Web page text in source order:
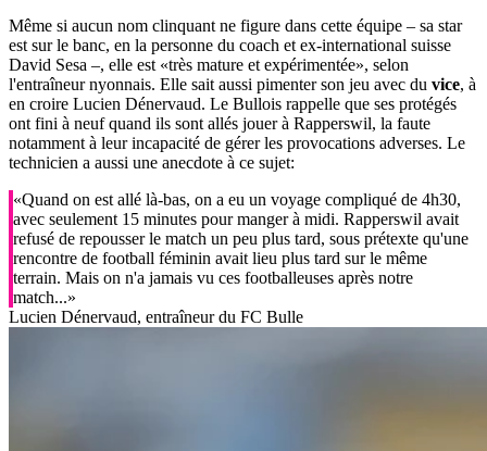
Même si aucun nom clinquant ne figure dans cette équipe – sa star
est sur le banc, en la personne du coach et ex-international suisse
David Sesa –, elle est «très mature et expérimentée», selon
l'entraîneur nyonnais. Elle sait aussi pimenter son jeu avec du vice, à
en croire Lucien Dénervaud. Le Bullois rappelle que ses protégés
ont fini à neuf quand ils sont allés jouer à Rapperswil, la faute
notamment à leur incapacité de gérer les provocations adverses. Le
technicien a aussi une anecdote à ce sujet:
«Quand on est allé là-bas, on a eu un voyage compliqué de 4h30,
avec seulement 15 minutes pour manger à midi. Rapperswil avait
refusé de repousser le match un peu plus tard, sous prétexte qu'une
rencontre de football féminin avait lieu plus tard sur le même
terrain. Mais on n'a jamais vu ces footballeuses après notre
match...»
Lucien Dénervaud, entraîneur du FC Bulle